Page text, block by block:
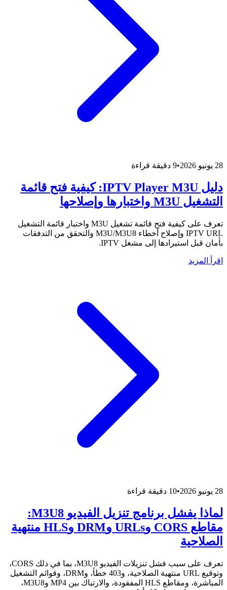
28 يونيو 2026 •9 دقيقة قراءة
دليل IPTV Player M3U: كيفية فتح قائمة
التشغيل M3U واختبارها وإصلاحها
تعرف على كيفية فتح قائمة تشغيل M3U واختبار قائمة التشغيل
IPTV URL وإصلاح أخطاء M3U/M3U8 والتحقق من التدفقات
بأمان قبل استيرادها إلى مشغل IPTV.
اقرأ المزيد
28 يونيو 2026 •10 دقيقة قراءة
لماذا يفشل برنامج تنزيل الفيديو M3U8:
مقاطع CORS وURLs وDRM وHLS منتهية
الصلاحية
تعرف على سبب فشل تنزيلات الفيديو M3U8، بما في ذلك CORS،
وتوقيع URL منتهية الصلاحية، و403 خطأ، وDRM، وقوائم التشغيل
المباشرة، ومقاطع HLS المفقودة، والارتباك بين MP4 وM3U8،